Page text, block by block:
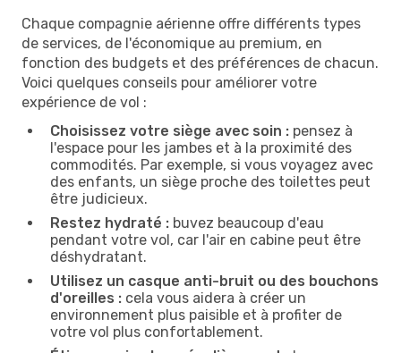
Chaque compagnie aérienne offre différents types
de services, de l'économique au premium, en
fonction des budgets et des préférences de chacun.
Voici quelques conseils pour améliorer votre
expérience de vol :
Choisissez votre siège avec soin : pensez à
l'espace pour les jambes et à la proximité des
commodités. Par exemple, si vous voyagez avec
des enfants, un siège proche des toilettes peut
être judicieux.
Restez hydraté : buvez beaucoup d'eau
pendant votre vol, car l'air en cabine peut être
déshydratant.
Utilisez un casque anti-bruit ou des bouchons
d'oreilles : cela vous aidera à créer un
environnement plus paisible et à profiter de
votre vol plus confortablement.